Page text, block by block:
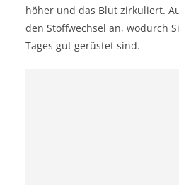
höher und das Blut zirkuliert.
den Stoffwechsel an, wodurch
Tages gut gerüstet sind.